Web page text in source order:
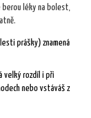
berou léky na bolest,
prášky) znamená
velký rozdíl i při
nebo vstáváš z